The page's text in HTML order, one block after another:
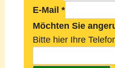
E-Mail *
Möchten Sie
Bitte hier Ihre